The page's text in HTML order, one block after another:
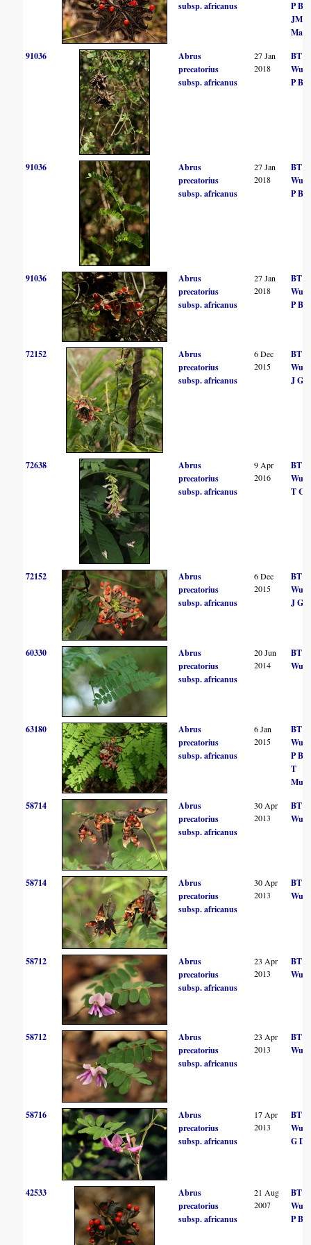
subsp. africanus
P
JM
91036
Abrus
precatorius
subsp. africanus
27 Jan
2018
BT
P
91036
Abrus
precatorius
subsp. africanus
27 Jan
2018
BT
P
91036
Abrus
precatorius
subsp. africanus
27 Jan
2018
BT
P
72152
Abrus
precatorius
subsp. africanus
6 Dec
2015
BT
J
72638
Abrus
precatorius
subsp. africanus
9 Apr
2016
BT
T
72152
Abrus
precatorius
subsp. africanus
6 Dec
2015
BT
J
60330
Abrus
precatorius
subsp. africanus
20 Jun
2014
BT
63180
Abrus
precatorius
subsp. africanus
6 Jan
2015
BT
P
T
58714
Abrus
precatorius
subsp. africanus
30 Apr
2013
BT
58714
Abrus
precatorius
subsp. africanus
30 Apr
2013
BT
58712
Abrus
precatorius
subsp. africanus
23 Apr
2013
BT
58712
Abrus
precatorius
subsp. africanus
23 Apr
2013
BT
58716
Abrus
precatorius
subsp. africanus
17 Apr
2013
BT
G
42533
Abrus
precatorius
subsp. africanus
21 Aug
2007
BT
P